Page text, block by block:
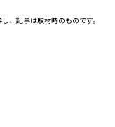
、記事は取材時のものです。